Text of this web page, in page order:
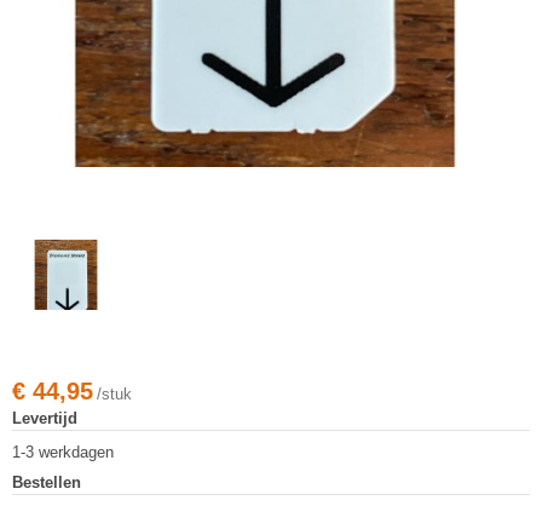
€ 44,95 /stuk
Levertijd
1-3 werkdagen
Bestellen